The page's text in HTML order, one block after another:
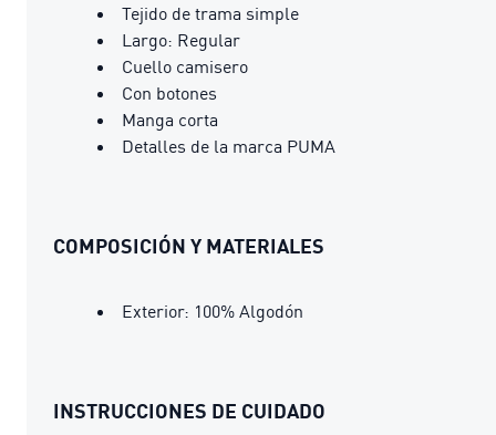
Tejido de trama simple
Largo: Regular
Cuello camisero
Con botones
Manga corta
Detalles de la marca PUMA
COMPOSICIÓN Y MATERIALES
Exterior: 100% Algodón
INSTRUCCIONES DE CUIDADO